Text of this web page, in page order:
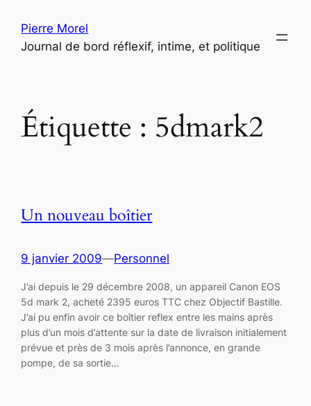
contenu
Pierre Morel
Journal de bord réflexif, intime, et politique
Étiquette : 5dmark2
Un nouveau boîtier
9 janvier 2009—Personnel
J’ai depuis le 29 décembre 2008, un appareil Canon EOS
5d mark 2, acheté 2395 euros TTC chez Objectif Bastille.
J’ai pu enfin avoir ce boîtier reflex entre les mains après
plus d’un mois d’attente sur la date de livraison initialement
prévue et près de 3 mois après l’annonce, en grande
pompe, de sa sortie…